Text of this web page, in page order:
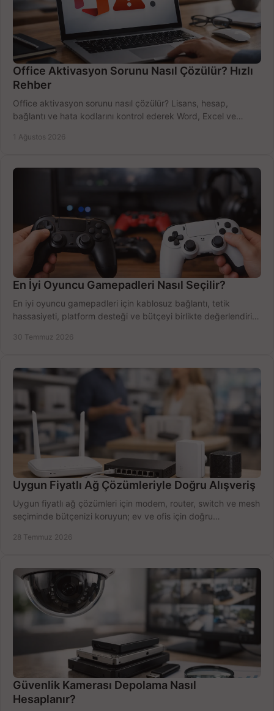
Office Aktivasyon Sorunu Nasıl Çözülür? Hızlı
Rehber
Office aktivasyon sorunu nasıl çözülür? Lisans, hesap,
bağlantı ve hata kodlarını kontrol ederek Word, Excel ve
1 Ağustos 2026
En İyi Oyuncu Gamepadleri Nasıl Seçilir?
En iyi oyuncu gamepadleri için kablosuz bağlantı, tetik
hassasiyeti, platform desteği ve bütçeyi birlikte değerlendirin;
30 Temmuz 2026
Uygun Fiyatlı Ağ Çözümleriyle Doğru Alışveriş
Uygun fiyatlı ağ çözümleri için modem, router, switch ve mesh
seçiminde bütçenizi koruyun; ev ve ofis için doğru
28 Temmuz 2026
Güvenlik Kamerası Depolama Nasıl
Hesaplanır?